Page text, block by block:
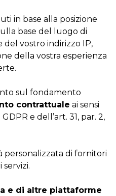
in base alla posizione
base del luogo di
del vostro indirizzo IP,
della vostra esperienza
sul fondamento
contrattuale ai sensi
e dell’art. 31, par. 2,
personalizzata di fornitori
e di altre piattaforme